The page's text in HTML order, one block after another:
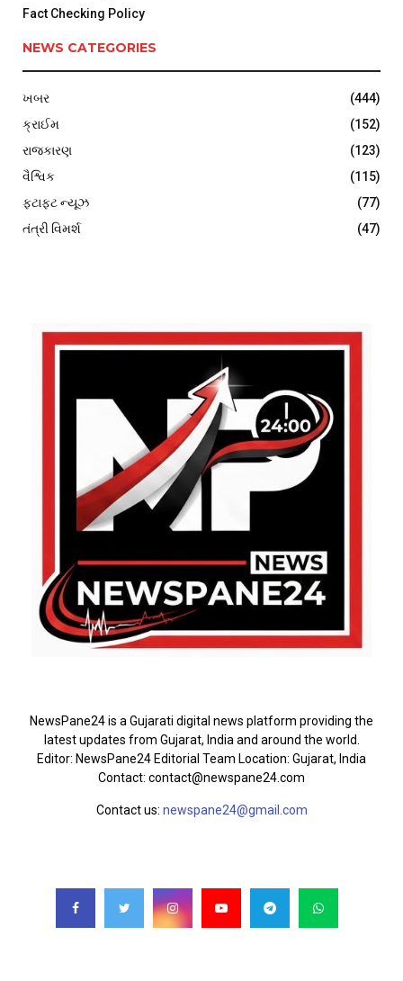
Fact Checking Policy
NEWS CATEGORIES
ખબર
(444)
ક્રાઈમ
(152)
રાજકારણ
(123)
વૈશ્વિક
(115)
ફટાફટ ન્યૂઝ
(77)
તંત્રી વિમર્શ
(47)
NewsPane24 is a Gujarati digital news platform providing the
latest updates from Gujarat, India and around the world.
Editor: NewsPane24 Editorial Team Location: Gujarat, India
Contact: contact@newspane24.com
Contact us: newspane24@gmail.com